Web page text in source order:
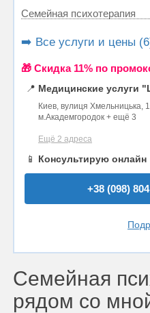
Семейная психотерапия
➡️ Все услуги и цены
🎁 Cкидка 11% по
📍 Медицинские услуги
Киев, вулиця Хмельницька,
м.Академгородок + ещё 3
Ещё 2 адреса
📱 Консультирую онлайн
+38 (098)
Семейная
рядом со